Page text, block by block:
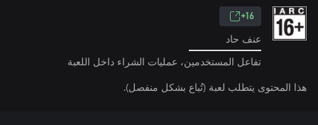
16+
عنف حاد
تفاعل المستخدمين، عمليات الشراء داخل اللعبة
هذا المحتوى يتطلب لعبة (تُباع بشكل منفصل).